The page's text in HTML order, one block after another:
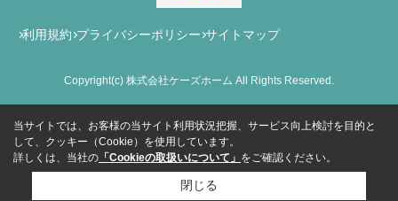
利用規約 プライバシーポリシー サイトマップ
Copyright(c) 株式会社ケーズホーム All Rights Reserved.
当サイトでは、お客様の当サイト利用状況把握、サービス向上検討を目的と
して、クッキー（Cookie）を使用しています。
詳しくは、当社の 「Cookieの取扱いについて」 をご確認ください。
閉じる